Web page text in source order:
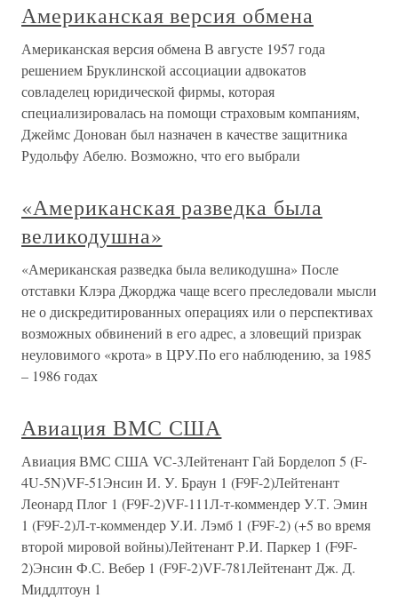
Американская версия обмена
Американская версия обмена В августе 1957 года
решением Бруклинской ассоциации адвокатов
совладелец юридической фирмы, которая
специализировалась на помощи страховым компаниям,
Джеймс Донован был назначен в качестве защитника
Рудольфу Абелю. Возможно, что его выбрали
«Американская разведка была
великодушна»
«Американская разведка была великодушна» После
отставки Клэра Джорджа чаще всего преследовали мысли
не о дискредитированных операциях или о перспективах
возможных обвинений в его адрес, а зловещий призрак
неуловимого «крота» в ЦРУ.По его наблюдению, за 1985
– 1986 годах
Авиация ВМС США
Авиация ВМС США VC-3Лейтенант Гай Борделоп 5 (F-
4U-5N)VF-51Энсин И. У. Браун 1 (F9F-2)Лейтенант
Леонард Плог 1 (F9F-2)VF-111Л-т-коммендер У.Т. Эмин
1 (F9F-2)Л-т-коммендер У.И. Лэмб 1 (F9F-2) (+5 во время
второй мировой войны)Лейтенант Р.И. Паркер 1 (F9F-
2)Энсин Ф.С. Вебер 1 (F9F-2)VF-781Лейтенант Дж. Д.
Миддлтоун 1